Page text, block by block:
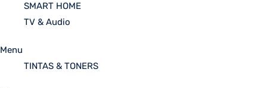
SMART HOME
TV & Audio
Menu
TINTAS & TONERS